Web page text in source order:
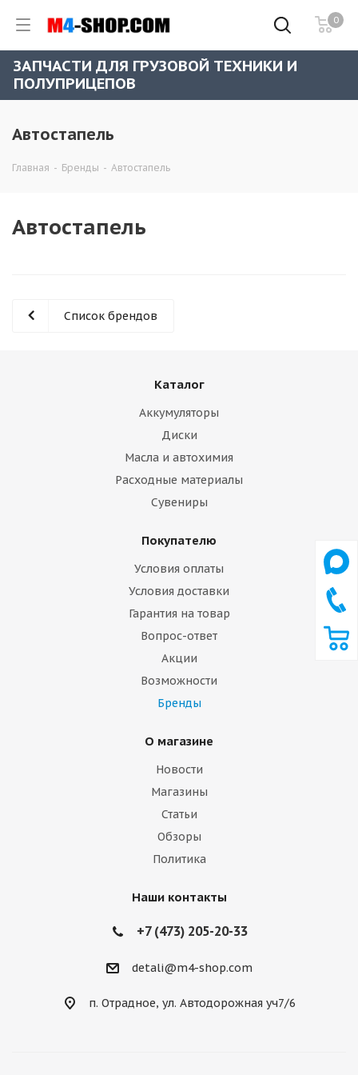
0
ЗАПЧАСТИ ДЛЯ ГРУЗОВОЙ ТЕХНИКИ И
ПОЛУПРИЦЕПОВ
Автостапель
Главная - Бренды - Автостапель
Автостапель
Список брендов
Каталог
Аккумуляторы
Диски
Масла и автохимия
Расходные материалы
Сувениры
Покупателю
Условия оплаты
Условия доставки
Гарантия на товар
Вопрос-ответ
Акции
Возможности
Бренды
О магазине
Новости
Магазины
Статьи
Обзоры
Политика
Наши контакты
+7 (473) 205-20-33
detali@m4-shop.com
п. Отрадное, ул. Автодорожная уч7/6